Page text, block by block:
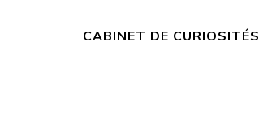
CABINET DE CURIOSITÉS